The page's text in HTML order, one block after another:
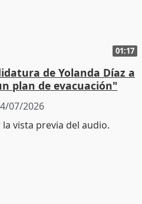
01:17
de Yolanda Díaz a
plan de evacuación"
07/2026